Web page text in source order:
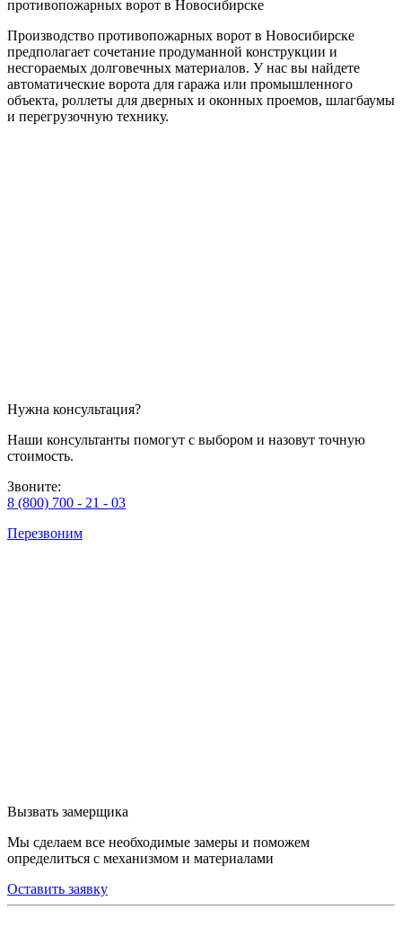
противопожарных ворот в Новосибирске
Производство противопожарных ворот в Новосибирске
предполагает сочетание продуманной конструкции и
несгораемых долговечных материалов. У нас вы найдете
автоматические ворота для гаража или промышленного
объекта, роллеты для дверных и оконных проемов, шлагбаумы
и перегрузочную технику.
Нужна консультация?
Наши консультанты помогут с выбором и назовут точную
стоимость.
Звоните:
8 (800) 700 - 21 - 03
Перезвоним
Вызвать замерщика
Мы сделаем все необходимые замеры и поможем
определиться с механизмом и материалами
Оставить заявку